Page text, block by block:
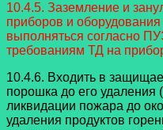
10.4.5. Заземление и
приборов и
выполняться согласно
требованиям ТД на
10.4.6. Входить в
порошка до его удаления
ликвидации пожара до
удаления продуктов